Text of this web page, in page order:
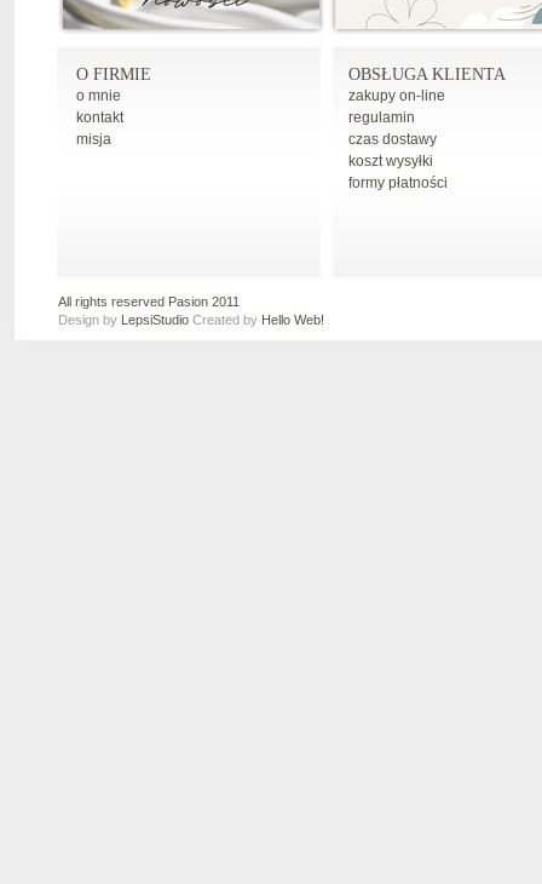
O FIRMIE
o mnie
kontakt
misja
OBSŁUGA KLIENTA
zakupy on-line
regulamin
czas dostawy
koszt wysyłki
formy płatności
All rights reserved Pasion 2011
Design by LepsiStudio Created by Hello Web!